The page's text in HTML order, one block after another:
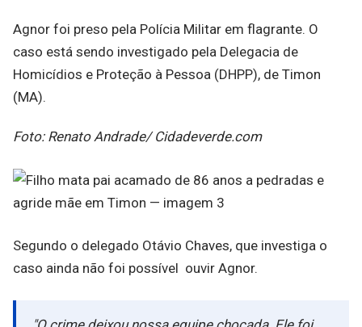
Agnor foi preso pela Polícia Militar em flagrante. O
caso está sendo investigado pela Delegacia de
Homicídios e Proteção à Pessoa (DHPP), de Timon
(MA).
Foto: Renato Andrade/ Cidadeverde.com
Segundo o delegado Otávio Chaves, que investiga o
caso ainda não foi possível ouvir Agnor.